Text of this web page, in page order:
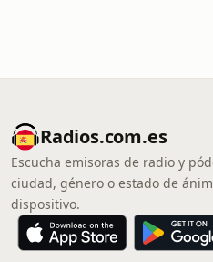
Radios.com.es
Escucha emisoras de radio y
ciudad, género o estado de
dispositivo.